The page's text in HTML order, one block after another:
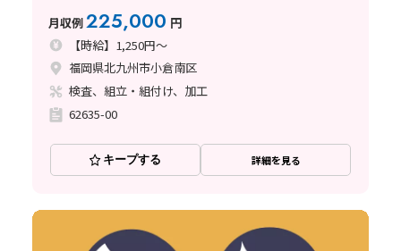
代男性活躍中！
月収例225,000 円
【時給】1,250円～
福岡県北九州市小倉南区
検査、組立・組付け、加工
62635-00
キープする 詳細を見る